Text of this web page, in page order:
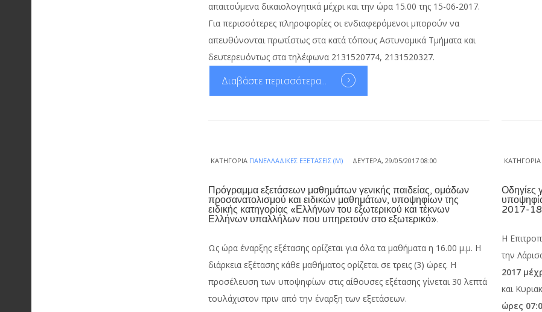
απαιτούμενα δικαιολογητικά μέχρι και την ώρα 15.00 της 15-06-2017.
Για περισσότερες πληροφορίες οι ενδιαφερόμενοι μπορούν να
απευθύνονται πρωτίστως στα κατά τόπους Αστυνομικά Τμήματα και
δευτερευόντως στα τηλέφωνα 2131520774, 2131520327.
Διαβάστε περισσότερα...
ΚΑΤΗΓΟΡΊΑ ΠΑΝΕΛΛΑΔΙΚΈΣ ΕΞΕΤΆΣΕΙΣ (Μ) ΔΕΥΤΈΡΑ, 29/05/2017 08:00
Πρόγραμμα εξετάσεων μαθημάτων γενικής παιδείας, ομάδων
προσανατολισμού και ειδικών μαθημάτων, υποψηφίων της
ειδικής κατηγορίας «Ελλήνων του εξωτερικού και τέκνων
Ελλήνων υπαλλήλων που υπηρετούν στο εξωτερικό».
Ως ώρα έναρξης εξέτασης ορίζεται για όλα τα μαθήματα η 16.00 μ.μ. Η
διάρκεια εξέτασης κάθε μαθήματος ορίζεται σε τρεις (3) ώρες. Η
προσέλευση των υποψηφίων στις αίθουσες εξέτασης γίνεται 30 λεπτά
τουλάχιστον πριν από την έναρξη των εξετάσεων.
ΚΑΤΗΓΟΡΊΑ
Οδηγίες
2017-18
Η
την
2017
και
ώρες